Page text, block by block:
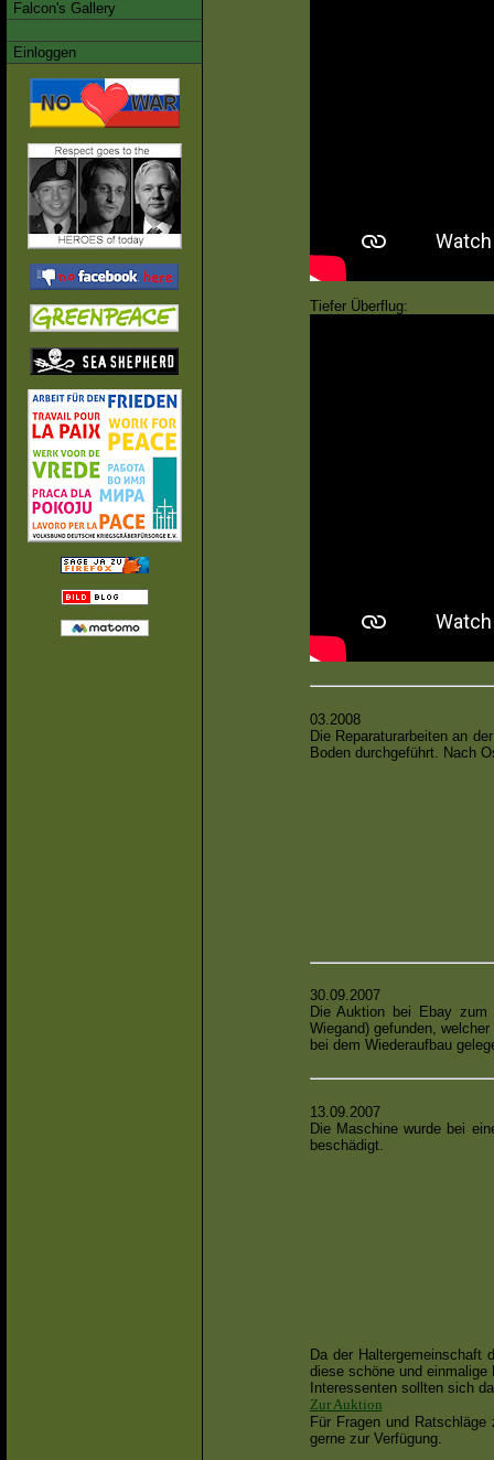
Falcon's Gallery
Einloggen
Tiefer Überflug:
03.2008
Die Reparaturarbeiten an
Boden durchgeführt. Nach
30.09.2007
Die Auktion bei Ebay
Wiegand) gefunden,
bei dem Wiederaufbau
13.09.2007
Die Maschine wurde bei
beschädigt.
Da der
diese schöne und einmalige
Interessenten sollten sich
Zur Auktion
Für Fragen und
gerne zur Verfügung.